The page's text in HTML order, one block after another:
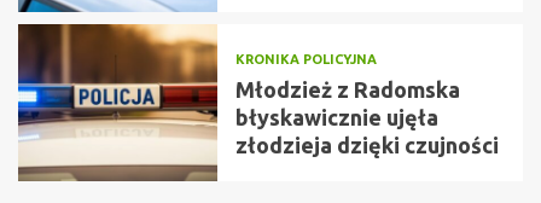
KRONIKA POLICYJNA
Młodzież z Radomska
błyskawicznie ujęła
złodzieja dzięki czujności